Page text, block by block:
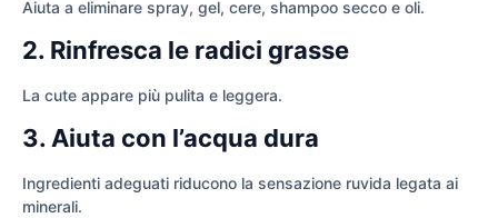
Aiuta a eliminare spray, gel, cere, shampoo secco e oli.
2. Rinfresca le radici grasse
La cute appare più pulita e leggera.
3. Aiuta con l’acqua dura
Ingredienti adeguati riducono la sensazione ruvida legata ai
minerali.